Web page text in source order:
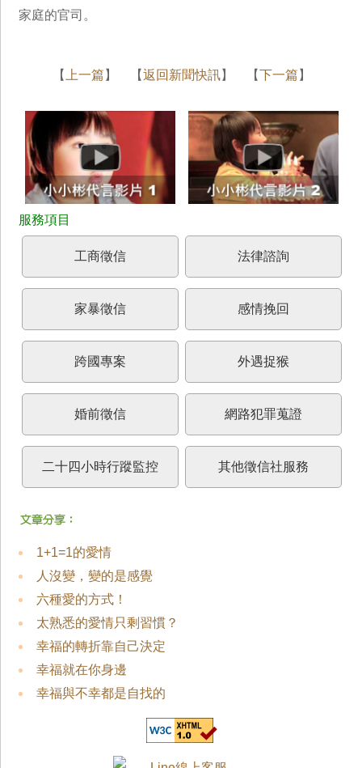
家庭的官司。
【 上一篇 】 【返回新聞快訊】 【下一篇 】
工商徵信 法律諮詢
家暴徵信 感情挽回
跨國專案 外遇捉猴
婚前徵信 網路犯罪蒐證
二十四小時行蹤監控 其他徵信社服務
1+1=1的愛情
人沒變，變的是感覺
六種愛的方式！
太熟悉的愛情只剩習慣？
幸福的轉折靠自己決定
幸福就在你身邊
幸福與不幸都是自找的